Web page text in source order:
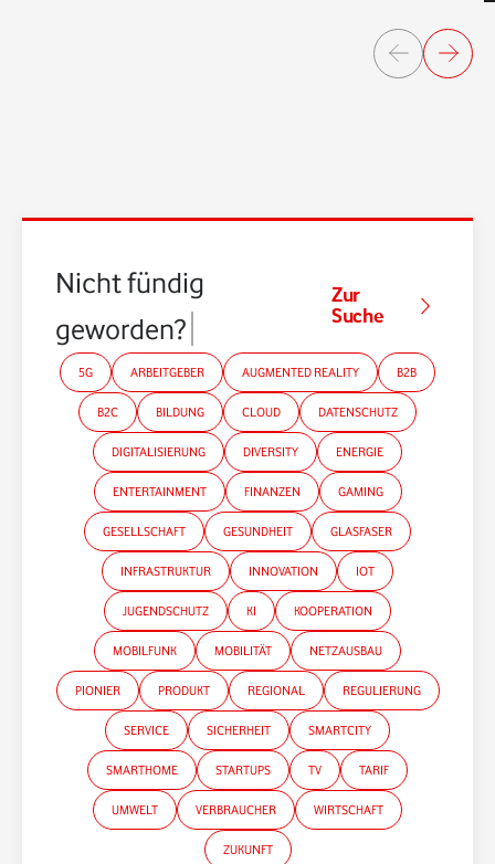
*Gender-Hinweis
Nicht fündig
geworden?
Zur
Suche
5G ARBEITGEBER AUGMENTED REALITY B2B
B2C BILDUNG CLOUD DATENSCHUTZ
DIGITALISIERUNG DIVERSITY ENERGIE
ENTERTAINMENT FINANZEN GAMING
GESELLSCHAFT GESUNDHEIT GLASFASER
INFRASTRUKTUR INNOVATION IOT
JUGENDSCHUTZ KI KOOPERATION
MOBILFUNK MOBILITÄT NETZAUSBAU
PIONIER PRODUKT REGIONAL REGULIERUNG
SERVICE SICHERHEIT SMARTCITY
SMARTHOME STARTUPS TV TARIF
UMWELT VERBRAUCHER WIRTSCHAFT
ZUKUNFT